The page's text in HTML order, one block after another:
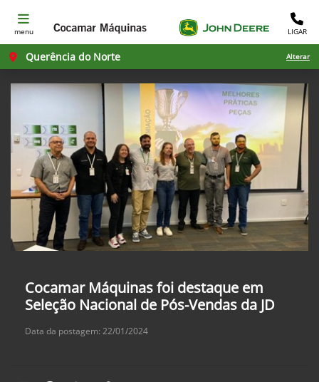
menu LIGAR
Querência do Norte Alterar
Cocamar Máquinas foi destaque em
Seleção Nacional de Pós-Vendas da JD
Data da postagem: 22/01/2024